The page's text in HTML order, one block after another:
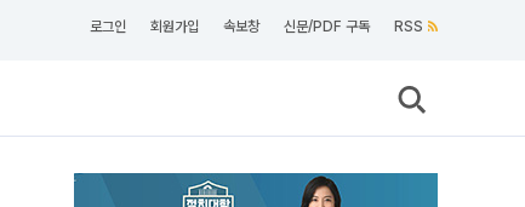
로그인 회원가입 속보창 신문/PDF 구독 RSS